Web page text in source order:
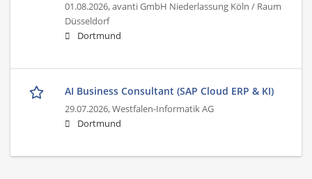
01.08.2026,avanti GmbH Niederlassung Köln / Raum
Düsseldorf
Dortmund
AI Business Consultant (SAP Cloud ERP & KI)
29.07.2026,Westfalen-Informatik AG
Dortmund